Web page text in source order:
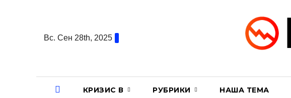
содержаниюВс. Сен 28th, 2025
КРИЗИС В РУБРИКИ НАША ТЕМА